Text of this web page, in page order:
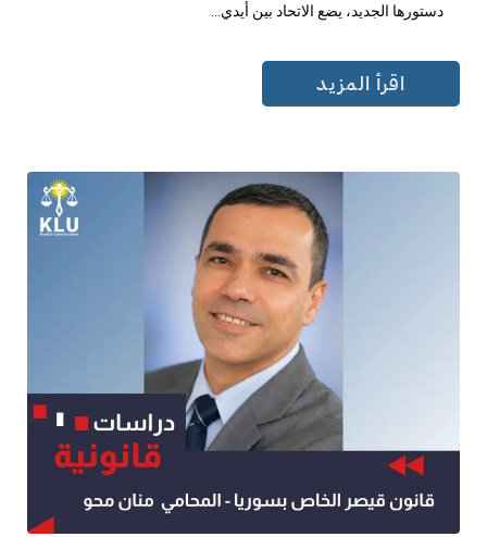
دستورها الجديد، يضع الاتحاد بين أيدي...
اقرأ المزيد